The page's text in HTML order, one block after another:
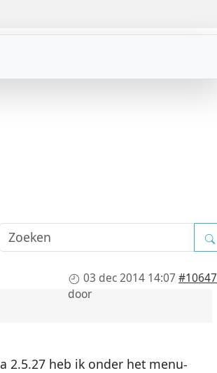
03 dec 2014 14:07 #10647
door
2.5.27 heb ik onder het menu-